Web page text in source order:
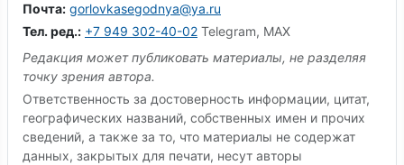
Почта: gorlovkasegodnya@ya.ru
Тел. ред.: +7 949 302-40-02 Telegram, MAX
Редакция может публиковать материалы, не разделяя
точку зрения автора.
Ответственность за достоверность информации, цитат,
географических названий, собственных имен и прочих
сведений, а также за то, что материалы не содержат
данных, закрытых для печати, несут авторы